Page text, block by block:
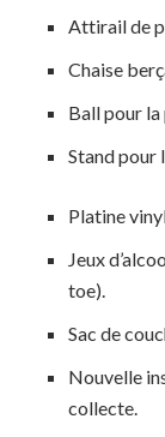
Attirail de
Chaise
Ball pour la
Stand pour
Platine
Jeux
toe).
Sac de
Nouvelle
collecte.